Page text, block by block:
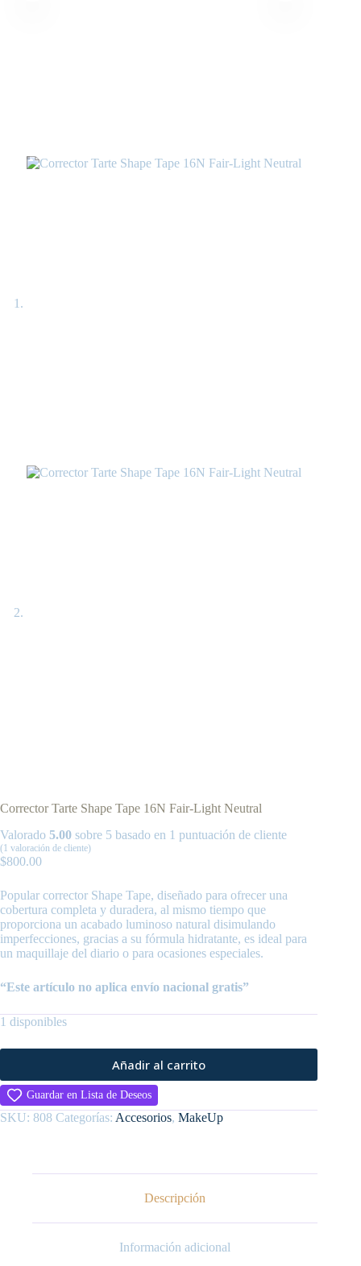
Corrector Tarte Shape Tape 16N Fair-Light Neutral
Valorado 5.00 sobre 5 basado en 1 puntuación de cliente
(1 valoración de cliente)
$800.00
Popular corrector Shape Tape, diseñado para ofrecer una
cobertura completa y duradera, al mismo tiempo que
proporciona un acabado luminoso natural disimulando
imperfecciones, gracias a su fórmula hidratante, es ideal para
un maquillaje del diario o para ocasiones especiales.
“Este artículo no aplica envío nacional gratis”
1 disponibles
Añadir al carrito
Guardar en Lista de Deseos
SKU: 808 Categorías: Accesorios, MakeUp
Descripción
Información adicional